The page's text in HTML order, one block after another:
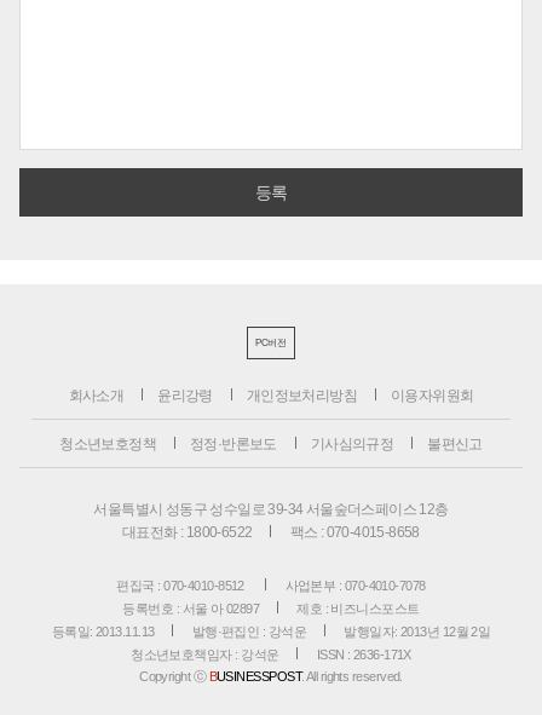
PC버전
회사소개 윤리강령 개인정보처리방침 이용자위원회
청소년보호정책 정정·반론보도 기사심의규정 불편신고
서울특별시 성동구 성수일로 39-34 서울숲더스페이스 12층
대표전화 : 1800-6522
팩스 : 070-4015-8658
편집국 : 070-4010-8512
사업본부 : 070-4010-7078
등록번호 : 서울 아 02897
제호 : 비즈니스포스트
등록일: 2013.11.13
발행·편집인 : 강석운
발행일자: 2013년 12월 2일
청소년보호책임자 : 강석운
ISSN : 2636-171X
Copyright ⓒ BUSINESSPOST. All rights reserved.